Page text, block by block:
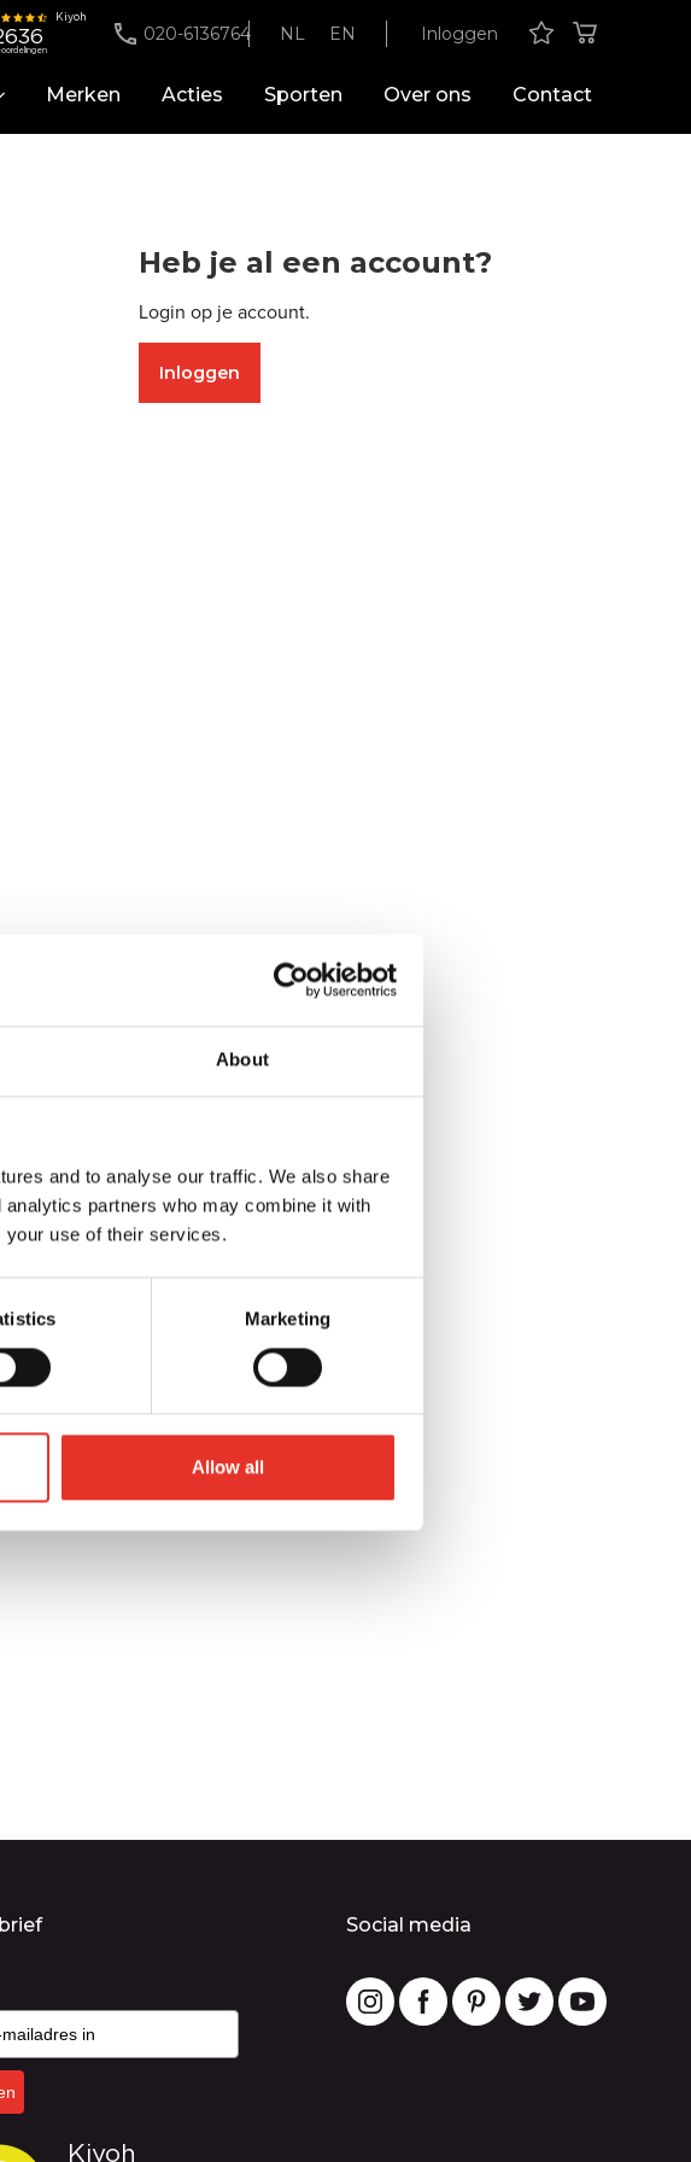
About
and to analyse our traffic. We also share
partners who may combine it with
your use of their services.
Marketing
Allow all
Merken Acties Sporten Over ons Contact
020-6136764 NL EN Inloggen
Heb je al een account?
Login op je account.
Inloggen
Social media